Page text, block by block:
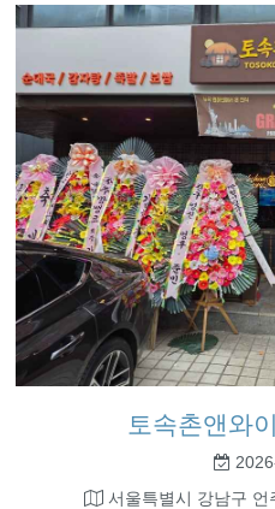
토속촌앤와
서울특별시 강남구